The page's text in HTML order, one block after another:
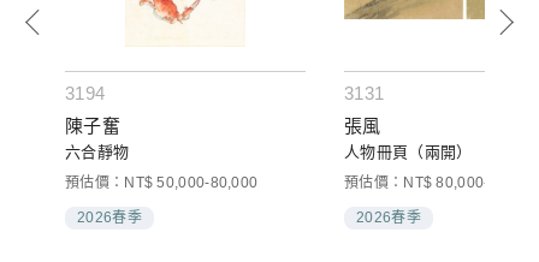
3194
陳子奮
六合靜物
預估價：NT$ 50,000-80,000
2026春季
3131
張風
人物冊頁（兩開）
預估價：NT$ 80,000-
2026春季